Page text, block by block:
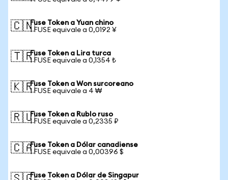
🇨🇳Fuse Token a Yuan chino
1 FUSE equivale a 0,0192 ¥
🇹🇷Fuse Token a Lira turca
1 FUSE equivale a 0,1354 ₺
🇰🇷Fuse Token a Won surcoreano
1 FUSE equivale a 4 ₩
🇷🇺Fuse Token a Rublo ruso
1 FUSE equivale a 0,2335 ₽
🇨🇦Fuse Token a Dólar canadiense
1 FUSE equivale a 0,00396 $
Fuse Token a Dólar de Singapur